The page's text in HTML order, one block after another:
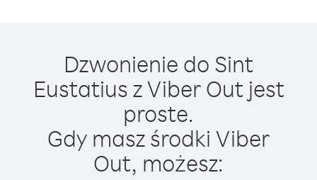
Dzwonienie do Sint
Eustatius z Viber Out jest
proste.
Gdy masz środki Viber
Out, możesz: